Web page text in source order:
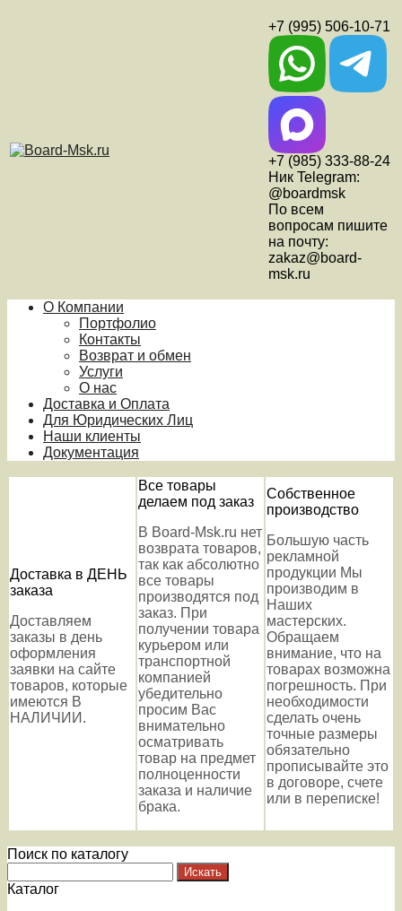
+7 (995) 506-10-71
+7 (985) 333-88-24
Ник Telegram:
@boardmsk
По всем
вопросам пишите
на почту:
zakaz@board-
msk.ru
О Компании
Портфолио
Контакты
Возврат и обмен
Услуги
О нас
Доставка и Оплата
Для Юридических Лиц
Наши клиенты
Документация
Доставка в ДЕНЬ
заказа
Доставляем
заказы в день
оформления
заявки на сайте
товаров, которые
имеются В
НАЛИЧИИ.
Все товары
делаем под заказ
В Board-Msk.ru нет
возврата товаров,
так как абсолютно
все товары
производятся под
заказ. При
получении товара
курьером или
транспортной
компанией
убедительно
просим Вас
внимательно
осматривать
товар на предмет
полноценности
заказа и наличие
брака.
Собственное
производство
Большую часть
рекламной
продукции Мы
производим в
Наших
мастерских.
Обращаем
внимание, что на
товарах возможна
погрешность. При
необходимости
сделать очень
точные размеры
обязательно
прописывайте это
в договоре, счете
или в переписке!
Поиск по каталогу
Каталог